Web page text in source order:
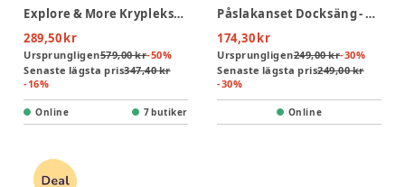
Explore & More Krypleksak Bi
289,50 kr
Ursprungligen579,00 kr-50%
Senaste lägsta pris347,40 kr
-16%
Online 7 butiker
Påslakanset Docksäng - Pixie Land
174,30 kr
Ursprungligen249,00 kr-30%
Senaste lägsta pris249,00 kr
-30%
Online